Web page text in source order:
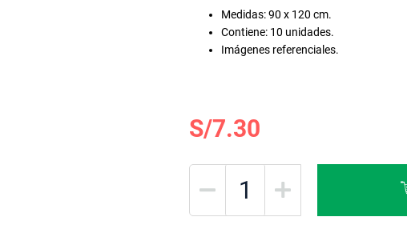
Medidas: 90 x 120 cm.
Contiene: 10 unidades.
Imágenes referenciales.
S/7.30